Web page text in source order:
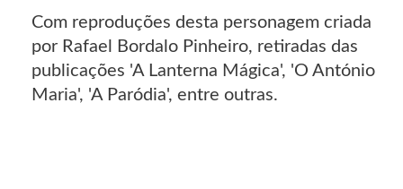
Com reproduções desta personagem criada
por Rafael Bordalo Pinheiro, retiradas das
publicações 'A Lanterna Mágica', 'O António
Maria', 'A Paródia', entre outras.